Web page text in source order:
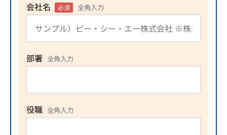
会社名 必須 全角入力
部署 全角入力
役職 全角入力